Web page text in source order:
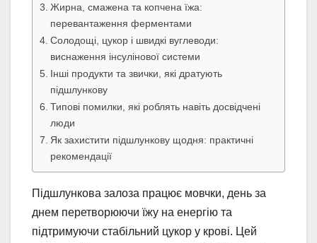
Жирна, смажена та копчена їжа:
перевантаження ферментами
Солодощі, цукор і швидкі вуглеводи:
виснаження інсулінової системи
Інші продукти та звички, які дратують
підшлункову
Типові помилки, які роблять навіть досвідчені
люди
Як захистити підшлункову щодня: практичні
рекомендації
Підшлункова залоза працює мовчки, день за
днем перетворюючи їжу на енергію та
підтримуючи стабільний цукор у крові. Цей